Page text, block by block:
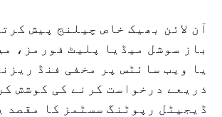
آن لائن بھیک خاص چیلنج پیش
باز سوشل میڈیا پلیٹ فورمز،
یا ویب سائٹس پر مخفی فنڈ
ذریعے درخواست کرنے کی کوشش
ڈیجیٹل رپوٹنگ سسٹمز کا مقصد